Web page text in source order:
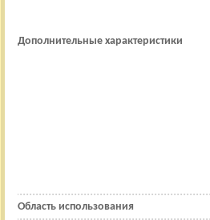
Дополнительные характеристики
Область использования